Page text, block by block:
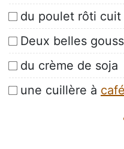
du poulet rôti cuit
Deux belles
du crème de soja
une cuillère à café